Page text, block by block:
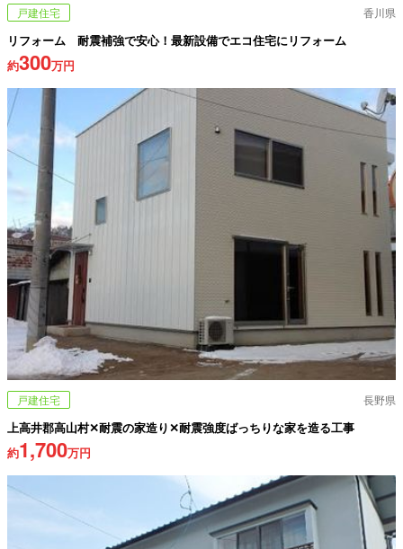
戸建住宅 香川県
リフォーム 耐震補強で安心！最新設備でエコ住宅にリフォーム
約300万円
戸建住宅 長野県
上高井郡高山村✕耐震の家造り✕耐震強度ばっちりな家を造る工事
約1,700万円